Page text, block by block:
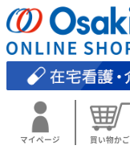
マイページ 買い物かご